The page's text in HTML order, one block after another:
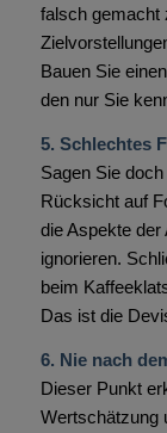
falsch gemacht
Bauen Sie
den nur Sie
5. Schlechtes
Sagen Sie
Rücksicht auf
die Aspekte der
ignorieren.
beim
Das ist die
6. Nie nach
Dieser Punkt
Wertschätzung